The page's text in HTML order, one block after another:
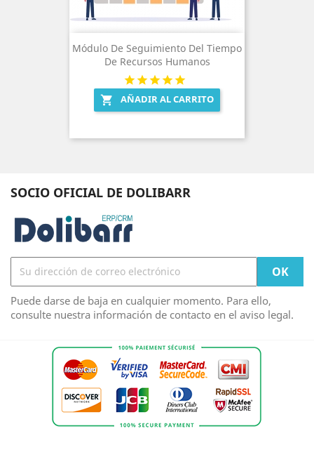
Módulo De Seguimiento Del Tiempo
De Recursos Humanos
 AÑADIR AL CARRITO
SOCIO OFICIAL DE DOLIBARR
Puede darse de baja en cualquier momento. Para ello,
consulte nuestra información de contacto en el aviso legal.